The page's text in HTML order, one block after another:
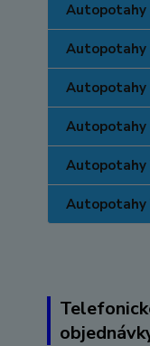
Autopotahy
Autopotahy
Autopotahy
Autopotahy
Autopotahy
Autopotahy